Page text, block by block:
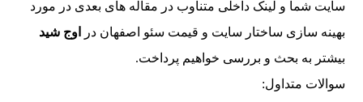
سایت شما و لینک داخلی متناوب در مقاله های بعدی در مورد
بهینه سازی ساختار سایت و قیمت سئو اصفهان در
اوج شید
بیشتر به بحث و بررسی خواهیم پرداخت.
سوالات متداول: